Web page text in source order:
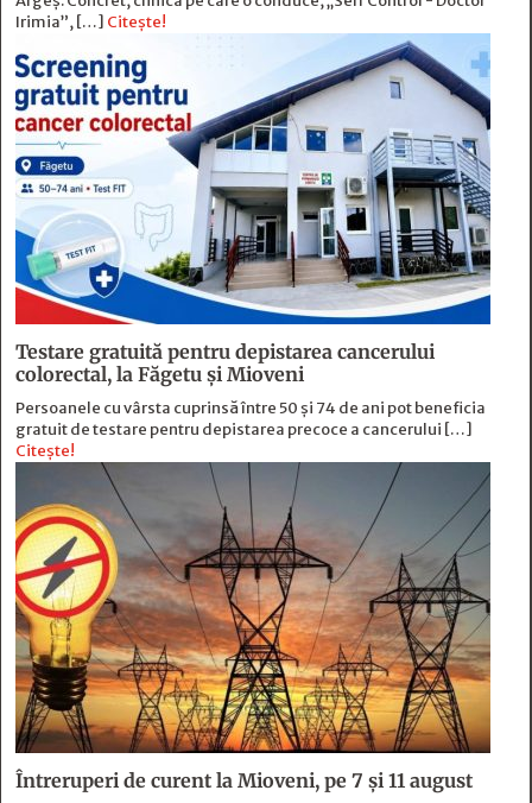
Irimia”, […] Citește!
Testare gratuită pentru depistarea cancerului
colorectal, la Făgetu și Mioveni
Persoanele cu vârsta cuprinsă între 50 și 74 de ani pot beneficia
gratuit de testare pentru depistarea precoce a cancerului […]
Citește!
Întreruperi de curent la Mioveni, pe 7 și 11 august